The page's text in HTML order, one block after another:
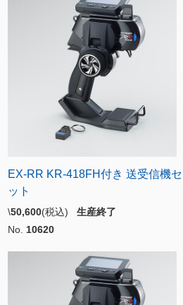
EX-RR KR-418FH付き 送受信機セ
ット
\50,600(税込) 生産終了
No. 10620